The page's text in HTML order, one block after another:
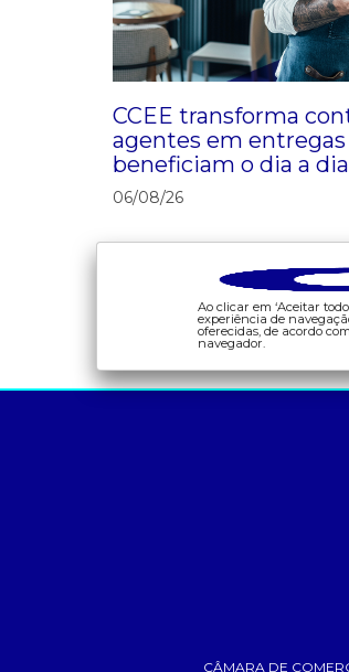
CCEE transforma
agentes em
beneficiam o dia a
06/08/26
-
CÂMARA DE
Ao clicar em ‘Aceitar
experiência de
oferecidas, de acordo
navegador.